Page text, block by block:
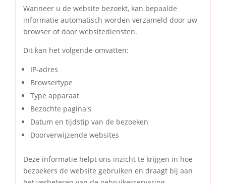
Wanneer u de website bezoekt, kan bepaalde
informatie automatisch worden verzameld door uw
browser of door websitediensten.
Dit kan het volgende omvatten:
IP-adres
Browsertype
Type apparaat
Bezochte pagina's
Datum en tijdstip van de bezoeken
Doorverwijzende websites
Deze informatie helpt ons inzicht te krijgen in hoe
bezoekers de website gebruiken en draagt bij aan